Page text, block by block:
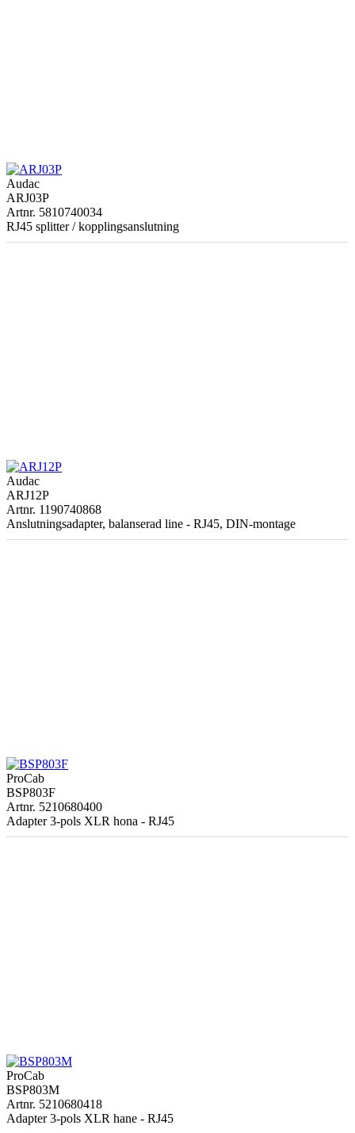
Audac
ARJ03P
Artnr. 5810740034
RJ45 splitter / kopplingsanslutning
Audac
ARJ12P
Artnr. 1190740868
Anslutningsadapter, balanserad line - RJ45, DIN-montage
ProCab
BSP803F
Artnr. 5210680400
Adapter 3-pols XLR hona - RJ45
ProCab
BSP803M
Artnr. 5210680418
Adapter 3-pols XLR hane - RJ45